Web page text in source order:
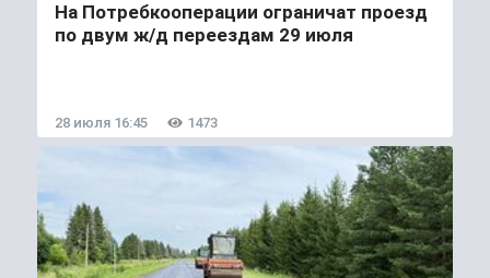
На Потребкооперации ограничат проезд
по двум ж/д переездам 29 июля
28 июля 16:45 1473